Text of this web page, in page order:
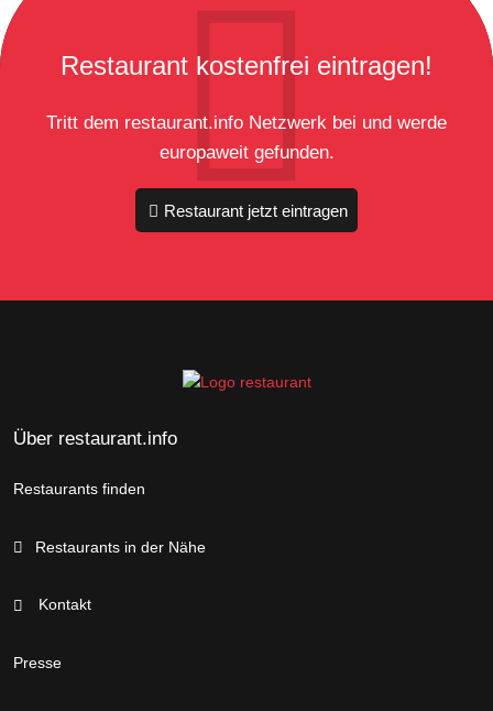
Restaurant kostenfrei eintragen!
Tritt dem restaurant.info Netzwerk bei und werde
europaweit gefunden.
Restaurant jetzt eintragen
Über restaurant.info
Restaurants finden
Restaurants in der Nähe
Kontakt
Presse